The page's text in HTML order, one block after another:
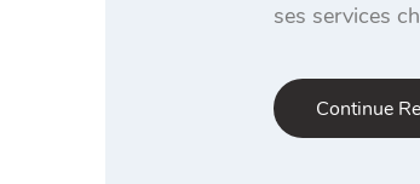
ses services
Continue